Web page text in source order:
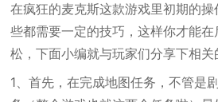
在疯狂的麦克斯这款游戏里初期的
些都需要一定的技巧，这样你才能
松，下面小编就与玩家们分享下相关
1、首先，在完成地图任务，不管是